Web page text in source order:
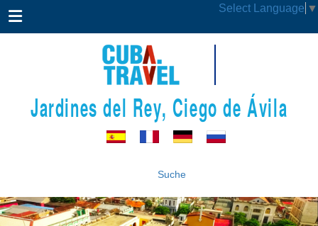
Select Language ▼
Jardines del Rey, Ciego de Ávila
Suche